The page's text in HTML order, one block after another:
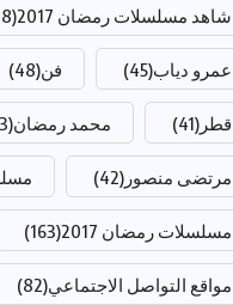
شاهد مسلسلات رمضان 2017 (78)
عمرو دياب(45) فن(48)
قطر (41) محمد رمضان(43)
مرتضى منصور (42)
مسلسلات رمضان 2017 (163)
مواقع التواصل الاجتماعي(82)